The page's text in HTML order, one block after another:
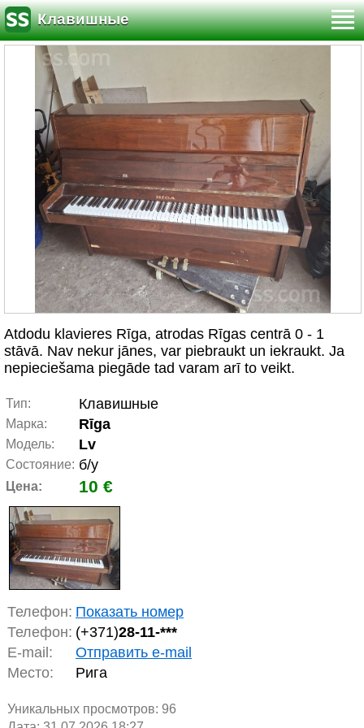
Клавишные
Atdodu klavieres Rīga, atrodas Rīgas centrā 0 - 1
stāvā. Nav nekur jānes, var piebraukt un iekraukt. Ja
nepieciešama piegāde tad varam arī to veikt.
Тип: Клавишные
Марка: Rīga
Модель: Lv
Состояние: б/у
Цена: 10 €
Телефон: Показать номер
Телефон: (+371)28-11-***
E-mail:
Отправить e-mail
Место:
Рига
Уникальных просмотров: 96